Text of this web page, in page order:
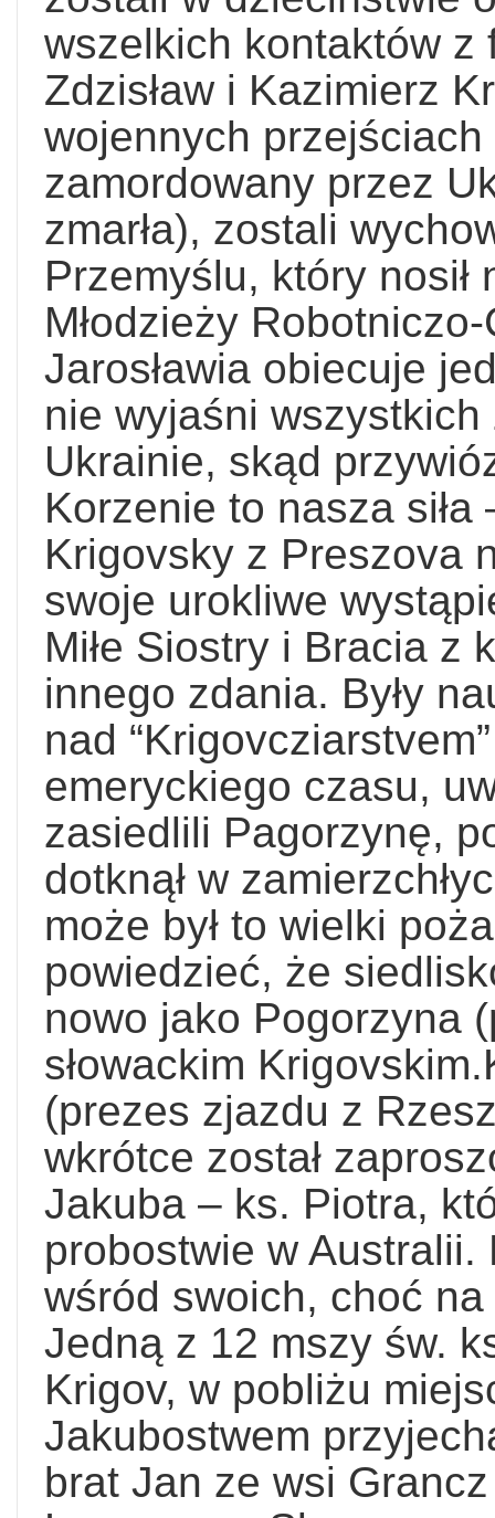
wszelkich kontaktów z
Zdzisław i Kazimierz
wojennych
zamordowany przez
zmarła), zostali
Przemyślu, który
Młodzieży
Jarosławia obiecuje
nie wyjaśni wszystkich
Ukrainie, skąd
Korzenie to nasza
Krigovsky z Preszova
swoje urokliwe
Miłe Siostry i Bracia z
innego zdania. Były
nad
emeryckiego czasu,
zasiedlili Pagorzynę,
dotknął w
może był to wielki
powiedzieć, że
nowo jako Pogorzyna
słowackim
(prezes zjazdu z
wkrótce został
Jakuba – ks. Piotra,
probostwie w Australii.
wśród swoich, choć
Jedną z 12 mszy św.
Krigov, w pobliżu
Jakubostwem
brat Jan ze wsi